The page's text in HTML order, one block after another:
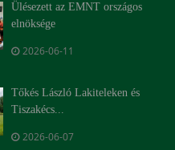
Ülésezett az EMNT országos
elnöksége
2026-06-11
Tőkés László Lakiteleken és
Tiszakécs...
2026-06-07